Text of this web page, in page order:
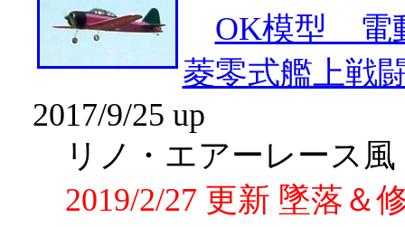
OK模型 電
菱零式艦上
2017/9/25 up
リノ・エアーレース
2019/2/27 更新 墜落＆